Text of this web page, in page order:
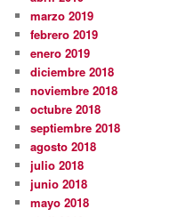
marzo 2019
febrero 2019
enero 2019
diciembre 2018
noviembre 2018
octubre 2018
septiembre 2018
agosto 2018
julio 2018
junio 2018
mayo 2018